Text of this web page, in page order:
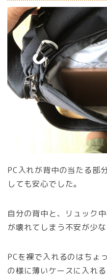
PC入れが背中の当たる部
しても安心でした。
自分の背中と、リュック
が壊れてしまう不安が少な
PCを裸で入れるのはちょ
の様に薄いケースに入れ